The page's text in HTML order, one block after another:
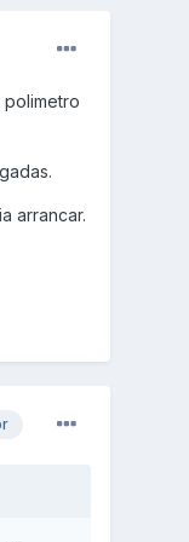
polimetro
arrancar.